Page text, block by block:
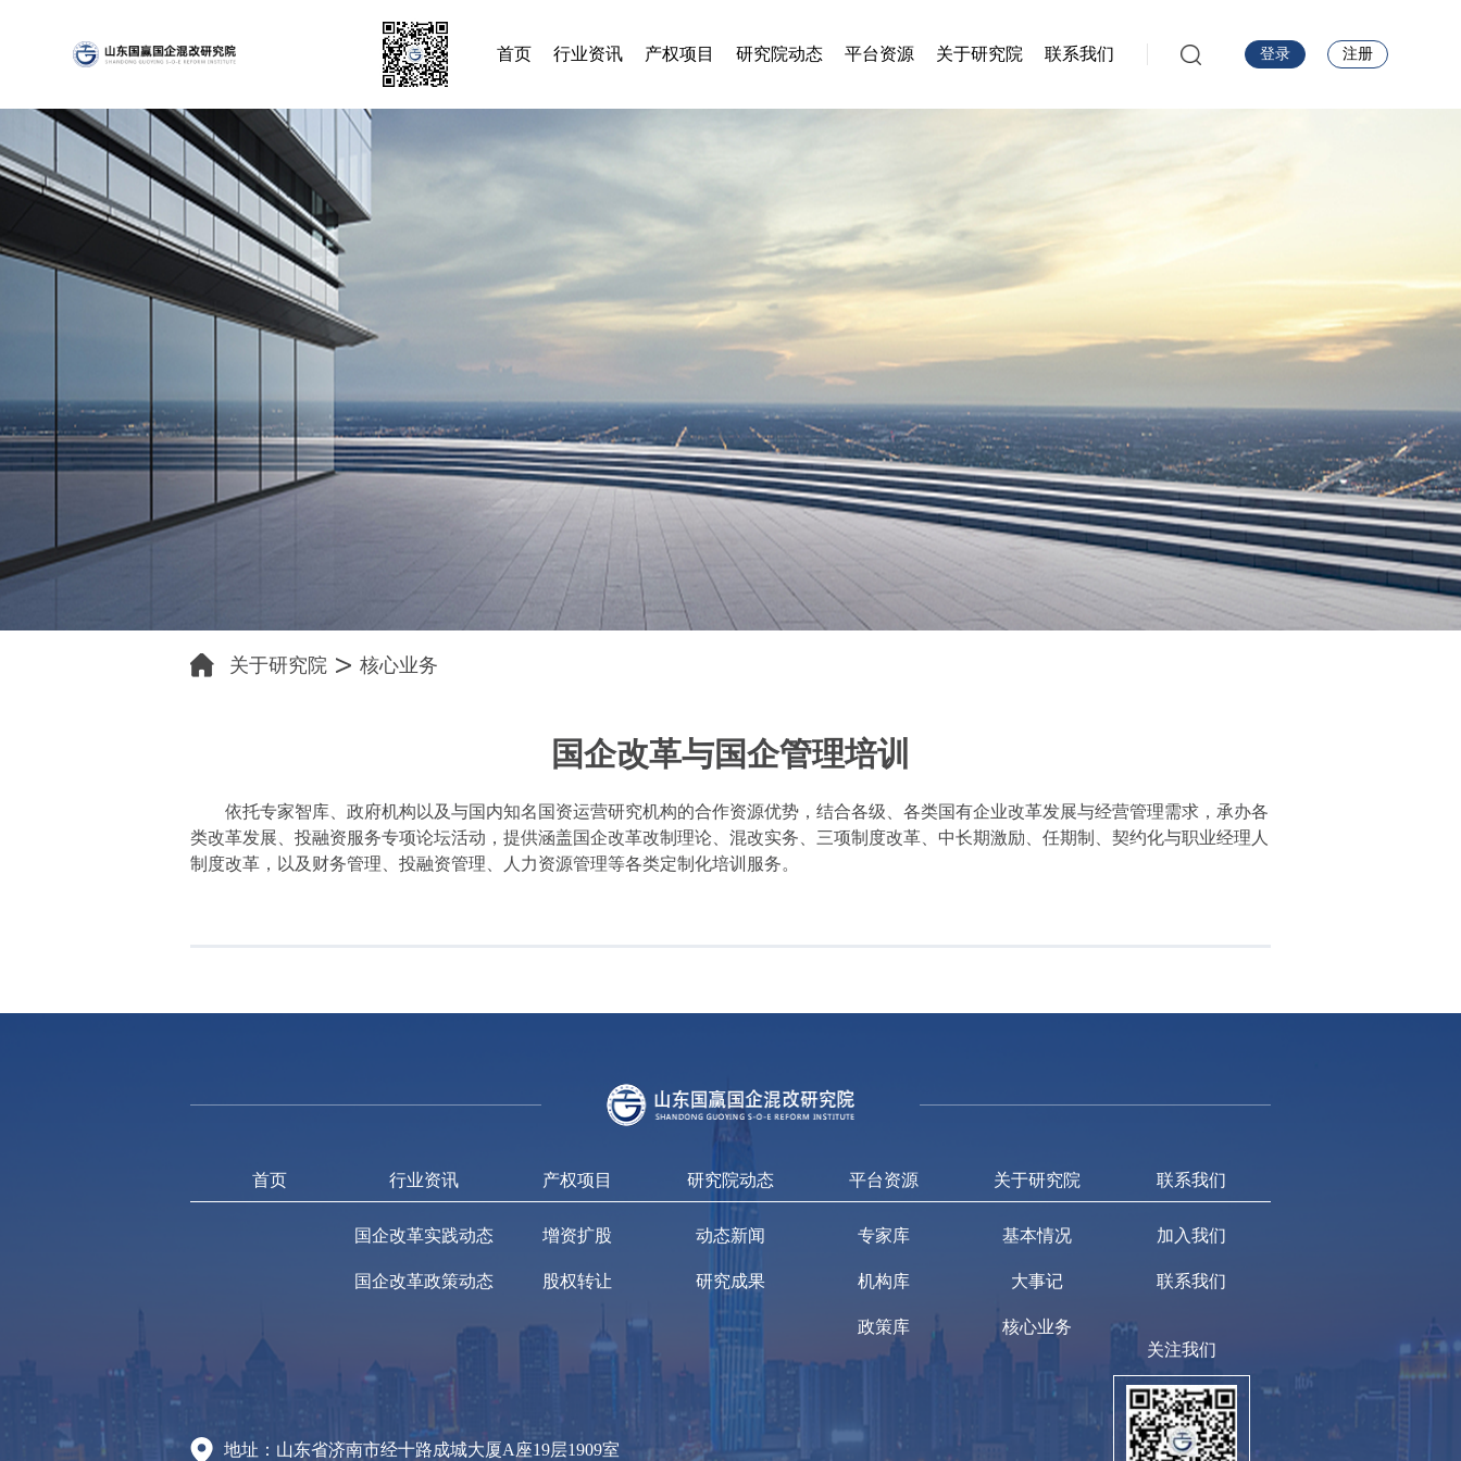
首页 行业资讯 产权项目 研究院动态 平台资源 关于研究院 联系我们 登录 注册
关于研究院 核心业务
国企改革与国企管理培训
依托专家智库、政府机构以及与国内知名国资运营研究机构的合作资源优势，结合各级、各类国有企业改革发展与经营管理需求，承办各
类改革发展、投融资服务专项论坛活动，提供涵盖国企改革改制理论、混改实务、三项制度改革、中长期激励、任期制、契约化与职业经理人
制度改革，以及财务管理、投融资管理、人力资源管理等各类定制化培训服务。
首页 行业资讯 产权项目 研究院动态 平台资源 关于研究院 联系我们
国企改革实践动态
国企改革政策动态
增资扩股
股权转让
动态新闻
研究成果
专家库
机构库
政策库
基本情况
大事记
核心业务
加入我们
联系我们
地址：山东省济南市经十路成城大厦A座19层1909室
关注我们